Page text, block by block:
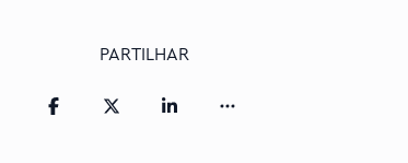
PARTILHAR